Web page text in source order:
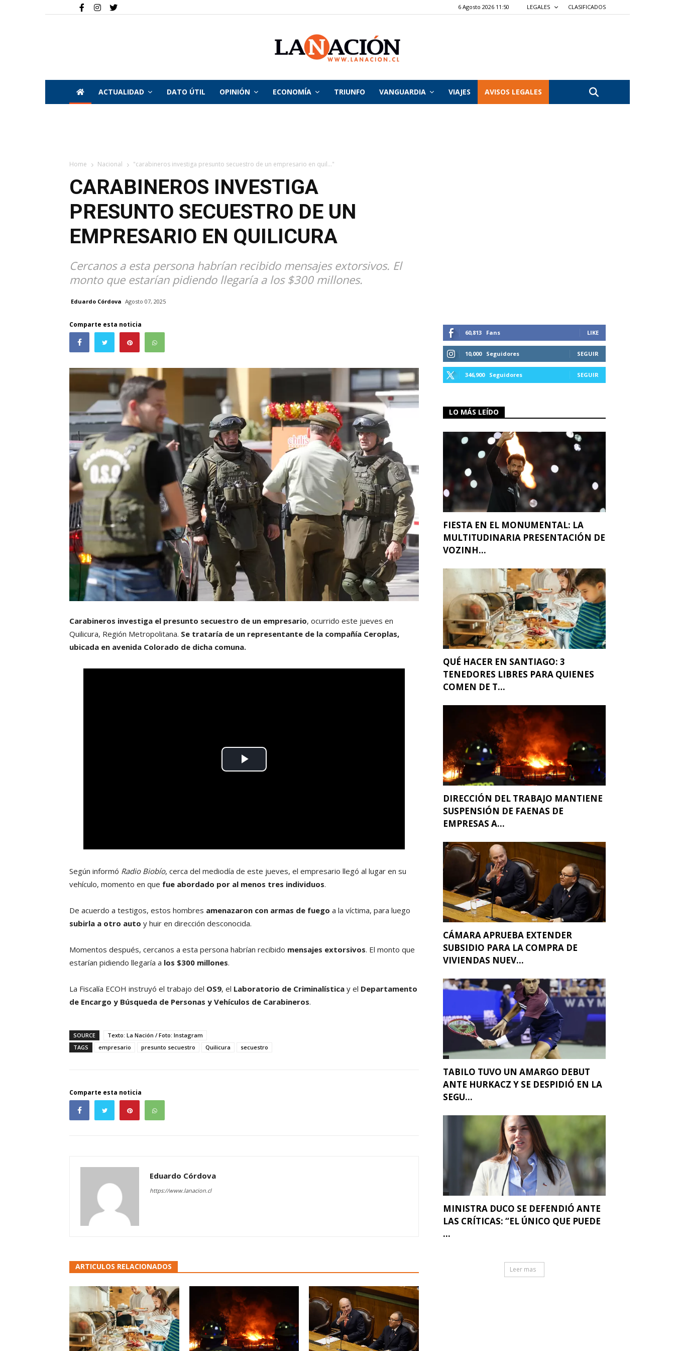
6 Agosto 2026 11:50 LEGALES CLASIFICADOS
La
ACTUALIDAD DATO ÚTIL OPINIÓN ECONOMÍA TRIUNFO VANGUARDIA VIAJES AVISOS LEGALES
Home Nacional "carabineros investiga presunto secuestro de un empresario en quil..."
CARABINEROS INVESTIGA
PRESUNTO SECUESTRO DE UN
EMPRESARIO EN QUILICURA
Cercanos a esta persona habrían recibido mensajes extorsivos. El
monto que estarían pidiendo llegaría a los $300 millones.
Eduardo Córdova Agosto 07, 2025
Comparte esta noticia
Carabineros investiga el presunto secuestro de un empresario, ocurrido este jueves en
Quilicura, Región Metropolitana. Se trataría de un representante de la compañía Ceroplas,
ubicada en avenida Colorado de dicha comuna.
Según informó Radio Biobío, cerca del mediodía de este jueves, el empresario llegó al lugar en su
vehículo, momento en que fue abordado por al menos tres individuos.
De acuerdo a testigos, estos hombres amenazaron con armas de fuego a la víctima, para luego
subirla a otro auto y huir en dirección desconocida.
Momentos después, cercanos a esta persona habrían recibido mensajes extorsivos. El monto que
estarían pidiendo llegaría a los $300 millones.
La Fiscalía ECOH instruyó el trabajo del OS9, el Laboratorio de Criminalística y el Departamento
de Encargo y Búsqueda de Personas y Vehículos de Carabineros.
SOURCE
Texto: La Nación / Foto: Instagram
TAGS
empresario presunto secuestro Quilicura secuestro
Comparte esta noticia
Eduardo Córdova
https://www.lanacion.cl
ARTICULOS RELACIONADOS
60,813 Fans LIKE
10,000 Seguidores SEGUIR
346,900 Seguidores SEGUIR
LO MÁS LEÍDO
FIESTA EN EL MONUMENTAL: LA
MULTITUDINARIA PRESENTACIÓN DE
VOZINH...
QUÉ HACER EN SANTIAGO: 3
TENEDORES LIBRES PARA QUIENES
COMEN DE T...
DIRECCIÓN DEL TRABAJO MANTIENE
SUSPENSIÓN DE FAENAS DE
EMPRESAS A...
CÁMARA APRUEBA EXTENDER
SUBSIDIO PARA LA COMPRA DE
VIVIENDAS NUEV...
TABILO TUVO UN AMARGO DEBUT
ANTE HURKACZ Y SE DESPIDIÓ EN LA
SEGU...
MINISTRA DUCO SE DEFENDIÓ ANTE
LAS CRÍTICAS: “EL ÚNICO QUE PUEDE
...
Leer mas